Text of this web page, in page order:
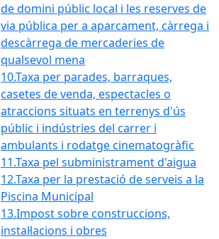
de domini públic local i les reserves de
via pública per a aparcament, càrrega i
descàrrega de mercaderies de
qualsevol mena
10.Taxa per parades, barraques,
casetes de venda, espectacles o
atraccions situats en terrenys d'ús
públic i indústries del carrer i
ambulants i rodatge cinematogràfic
11.Taxa pel subministrament d'aigua
12.Taxa per la prestació de serveis a la
Piscina Municipal
13.Impost sobre construccions,
instal·lacions i obres